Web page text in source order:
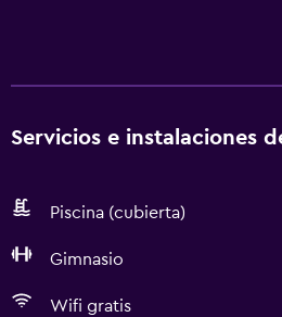
Servicios e instalaciones
Piscina (cubierta)
Gimnasio
Wifi gratis